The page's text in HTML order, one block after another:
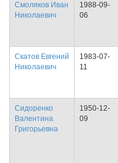
Смоляков Иван
Николаевич
1988-09-
06
Скатов Евгений
Николаевич
1983-07-
11
Сидоренко
Валентина
Григорьевна
1950-12-
09